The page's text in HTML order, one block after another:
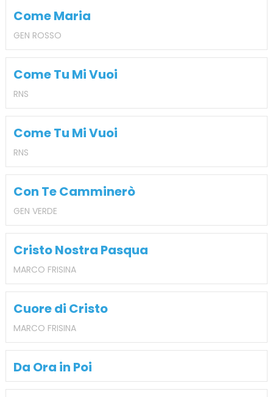
Come Maria
GEN ROSSO
Come Tu Mi Vuoi
RNS
Come Tu Mi Vuoi
RNS
Con Te Camminerò
GEN VERDE
Cristo Nostra Pasqua
MARCO FRISINA
Cuore di Cristo
MARCO FRISINA
Da Ora in Poi